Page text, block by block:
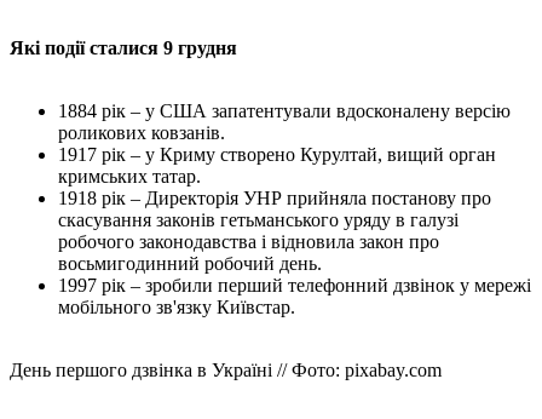
Які події сталися 9 грудня
1884 рік – у США запатентували вдосконалену версію
роликових ковзанів.
1917 рік – у Криму створено Курултай, вищий орган
кримських татар.
1918 рік – Директорія УНР прийняла постанову про
скасування законів гетьманського уряду в галузі
робочого законодавства і відновила закон про
восьмигодинний робочий день.
1997 рік – зробили перший телефонний дзвінок у мережі
мобільного зв'язку Київстар.
День першого дзвінка в Україні // Фото: pixabay.com